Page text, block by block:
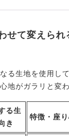
せて変えられ
る生地を使用し
地がガラリと変わ
る生
き
特徴・座